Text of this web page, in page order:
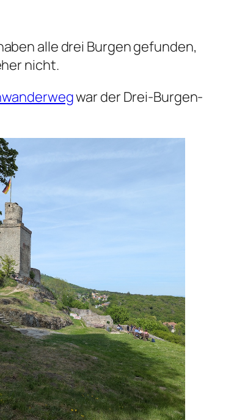
alle drei Burgen gefunden,
nicht.
war der Drei-Burgen-